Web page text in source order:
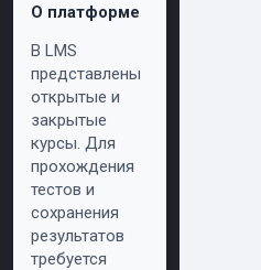
О платформе
В LMS
представлены
открытые и
закрытые
курсы. Для
прохождения
тестов и
сохранения
результатов
требуется